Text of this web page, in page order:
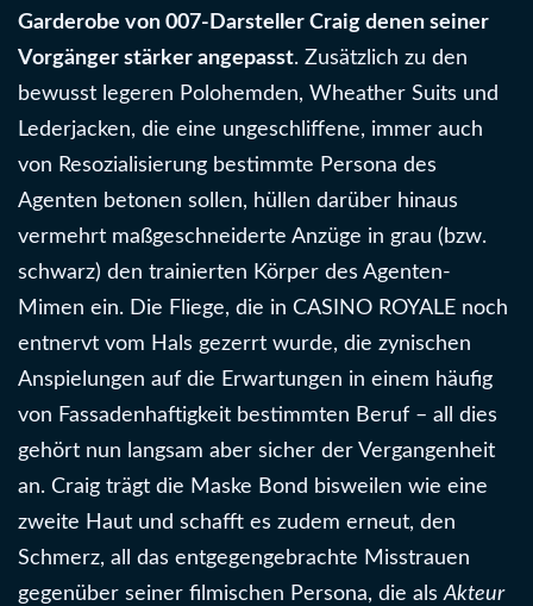
Garderobe von 007-Darsteller Craig denen seiner
Vorgänger stärker angepasst. Zusätzlich zu den
bewusst legeren Polohemden, Wheather Suits und
Lederjacken, die eine ungeschliffene, immer auch
von Resozialisierung bestimmte Persona des
Agenten betonen sollen, hüllen darüber hinaus
vermehrt maßgeschneiderte Anzüge in grau (bzw.
schwarz) den trainierten Körper des Agenten-
Mimen ein. Die Fliege, die in CASINO ROYALE noch
entnervt vom Hals gezerrt wurde, die zynischen
Anspielungen auf die Erwartungen in einem häufig
von Fassadenhaftigkeit bestimmten Beruf – all dies
gehört nun langsam aber sicher der Vergangenheit
an. Craig trägt die Maske Bond bisweilen wie eine
zweite Haut und schafft es zudem erneut, den
Schmerz, all das entgegengebrachte Misstrauen
gegenüber seiner filmischen Persona, die alsAkteur